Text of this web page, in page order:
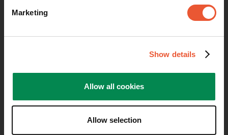
Marketing
Show details
Allow all cookies
Allow selection